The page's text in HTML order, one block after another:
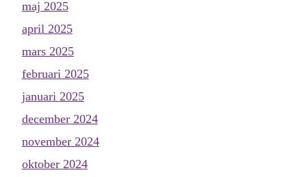
maj 2025
april 2025
mars 2025
februari 2025
januari 2025
december 2024
november 2024
oktober 2024